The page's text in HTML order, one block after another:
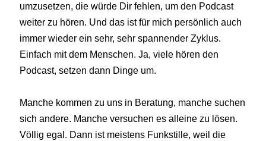
umzusetzen, die würde Dir fehlen, um den Podcast
weiter zu hören. Und das ist für mich persönlich auch
immer wieder ein sehr, sehr spannender Zyklus.
Einfach mit dem Menschen. Ja, viele hören den
Podcast, setzen dann Dinge um.
Manche kommen zu uns in Beratung, manche suchen
sich andere. Manche versuchen es alleine zu lösen.
Völlig egal. Dann ist meistens Funkstille, weil die